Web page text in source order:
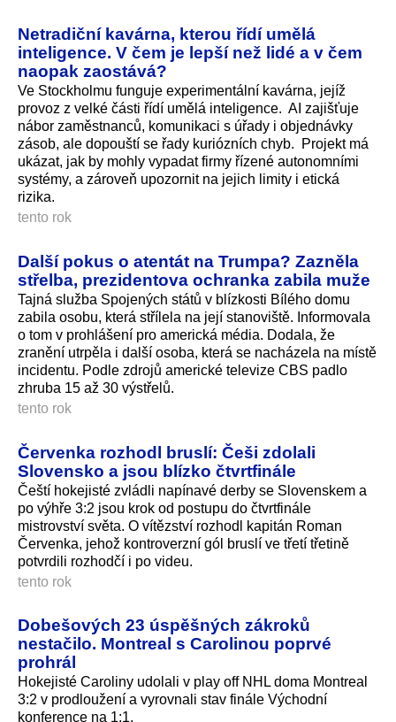
Netradiční kavárna, kterou řídí umělá
inteligence. V čem je lepší než lidé a v čem
naopak zaostává?
Ve Stockholmu funguje experimentální kavárna, jejíž
provoz z velké části řídí umělá inteligence. AI zajišťuje
nábor zaměstnanců, komunikaci s úřady i objednávky
zásob, ale dopouští se řady kuriózních chyb. Projekt má
ukázat, jak by mohly vypadat firmy řízené autonomními
systémy, a zároveň upozornit na jejich limity i etická
rizika.
tento rok
Další pokus o atentát na Trumpa? Zazněla
střelba, prezidentova ochranka zabila muže
Tajná služba Spojených států v blízkosti Bílého domu
zabila osobu, která střílela na její stanoviště. Informovala
o tom v prohlášení pro americká média. Dodala, že
zranění utrpěla i další osoba, která se nacházela na místě
incidentu. Podle zdrojů americké televize CBS padlo
zhruba 15 až 30 výstřelů.
tento rok
Červenka rozhodl bruslí: Češi zdolali
Slovensko a jsou blízko čtvrtfinále
Čeští hokejisté zvládli napínavé derby se Slovenskem a
po výhře 3:2 jsou krok od postupu do čtvrtfinále
mistrovství světa. O vítězství rozhodl kapitán Roman
Červenka, jehož kontroverzní gól bruslí ve třetí třetině
potvrdili rozhodčí i po videu.
tento rok
Dobešových 23 úspěšných zákroků
nestačilo. Montreal s Carolinou poprvé
prohrál
Hokejisté Caroliny udolali v play off NHL doma Montreal
3:2 v prodloužení a vyrovnali stav finále Východní
konference na 1:1.